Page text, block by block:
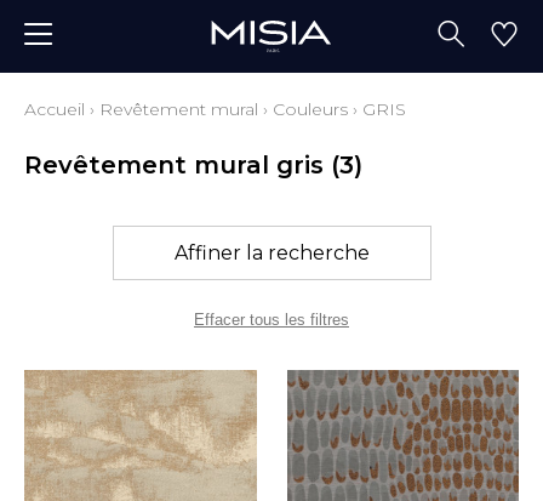
Accueil › Revêtement mural › Couleurs › GRIS
Revêtement mural gris (3)
Affiner la recherche
Effacer tous les filtres